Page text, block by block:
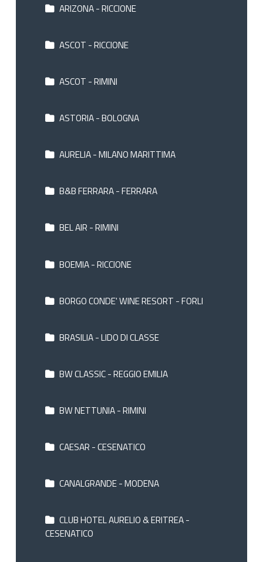
ARIZONA - RICCIONE
ASCOT - RICCIONE
ASCOT - RIMINI
ASTORIA - BOLOGNA
AURELIA - MILANO MARITTIMA
B&B FERRARA - FERRARA
BEL AIR - RIMINI
BOEMIA - RICCIONE
BORGO CONDE' WINE RESORT - FORLI
BRASILIA - LIDO DI CLASSE
BW CLASSIC - REGGIO EMILIA
BW NETTUNIA - RIMINI
CAESAR - CESENATICO
CANALGRANDE - MODENA
CLUB HOTEL AURELIO & ERITREA -
CESENATICO